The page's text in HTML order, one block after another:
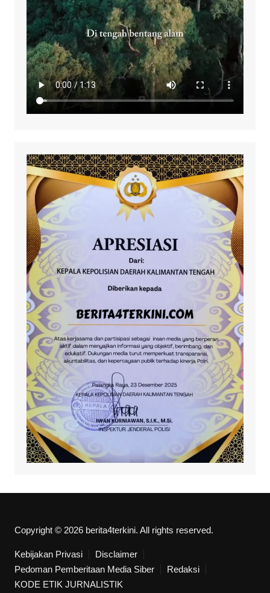
Copyright © 2026 berita4terkini. All rights reserved.
Kebijakan Privasi
Disclaimer
Pedoman Pemberitaan Media Siber
Redaksi
KODE ETIK JURNALISTIK